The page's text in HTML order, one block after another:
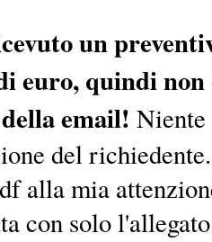
un
euro, quindi non
email!
del
alla mia
con solo